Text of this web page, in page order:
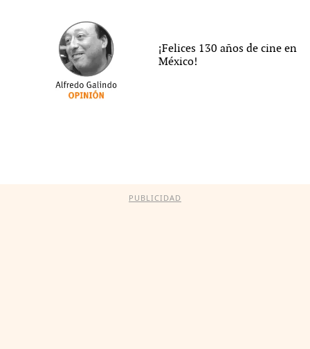
¡Felices 130 años de cine en
México!
PUBLICIDAD